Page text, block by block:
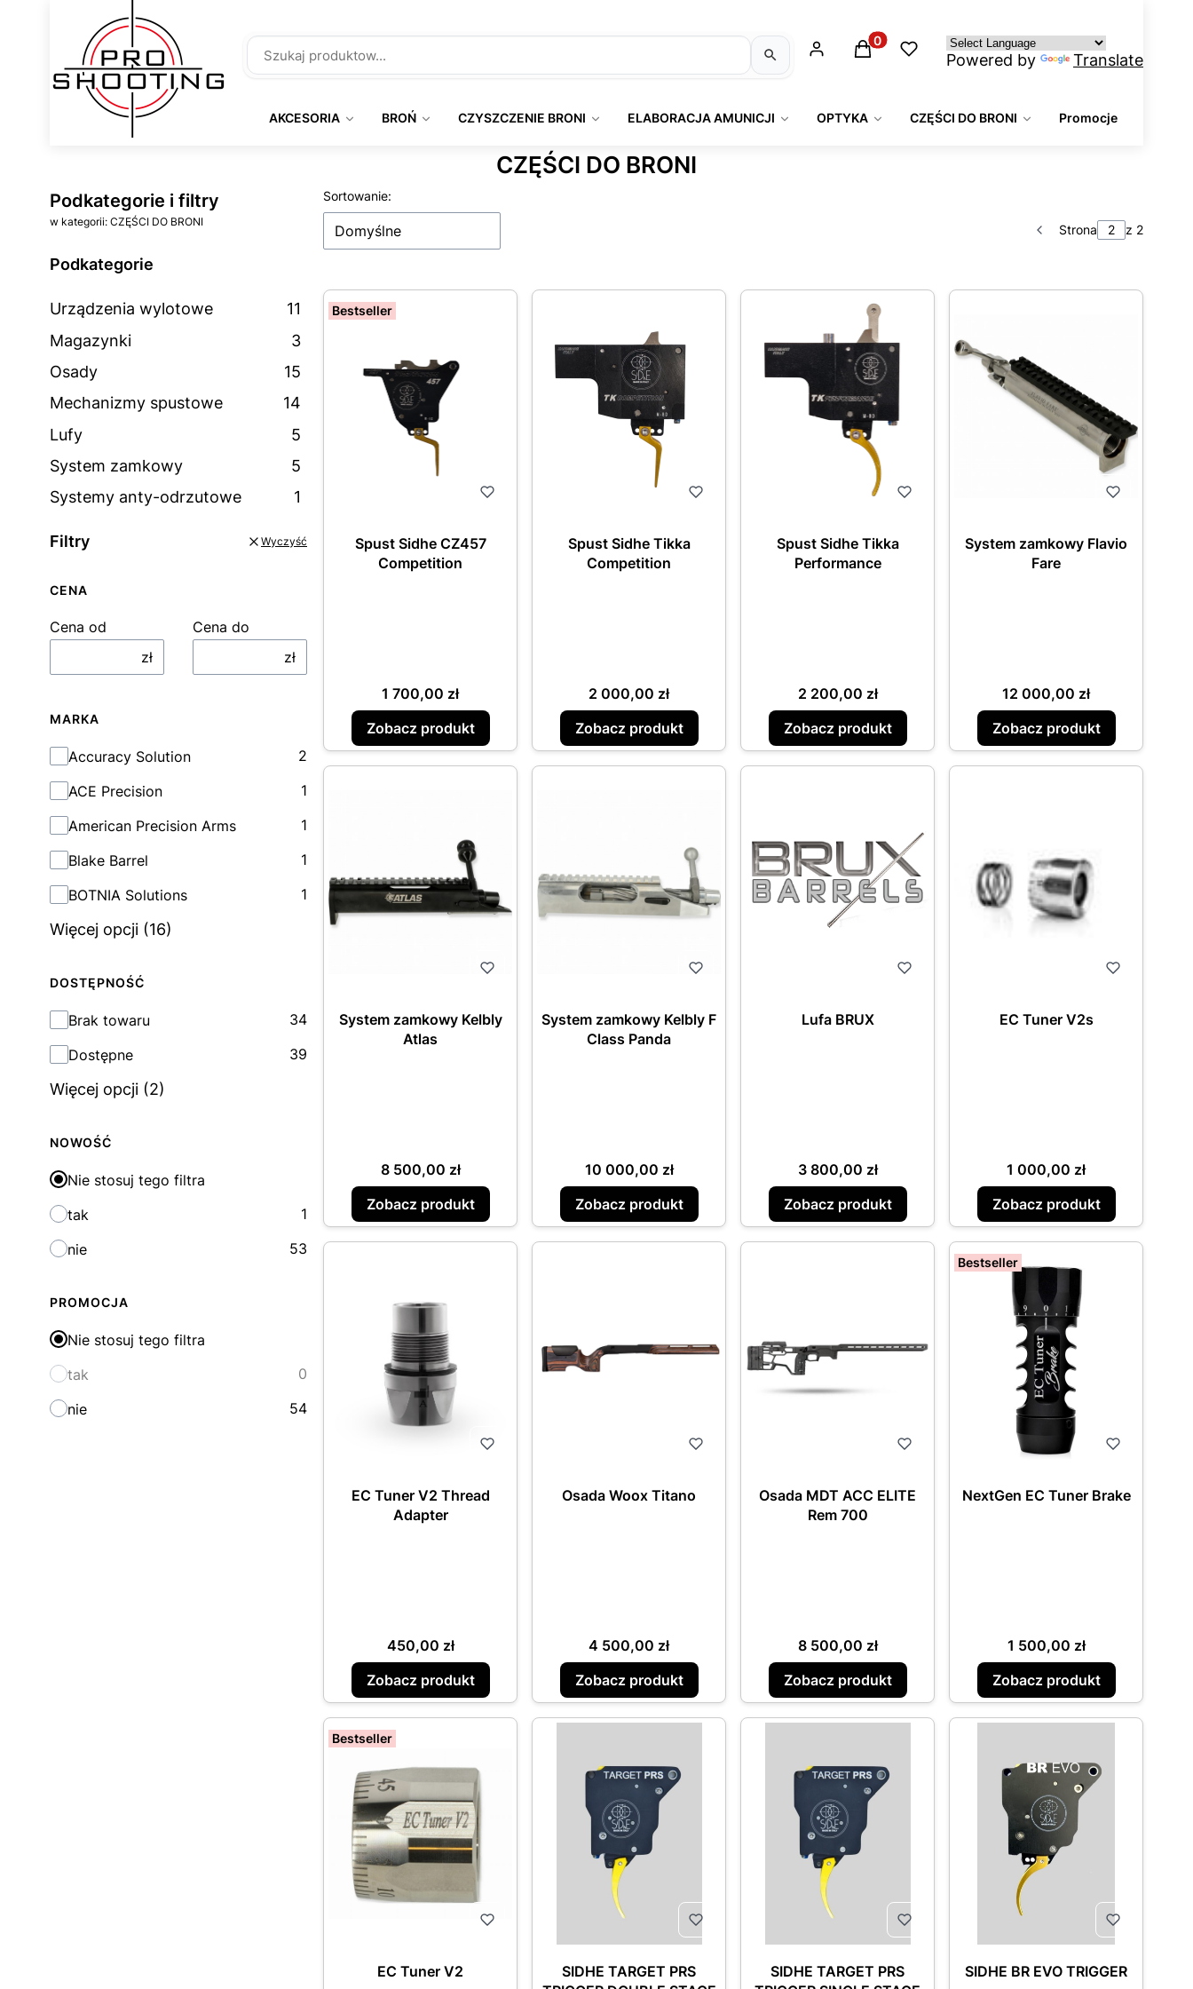
Produkty w koszyku: 0. Zobacz szczegóły
Powered by Translate
AKCESORIA BROŃ CZYSZCZENIE BRONI ELABORACJA AMUNICJI OPTYKA CZĘŚCI DO BRONI Promocje
CZĘŚCI DO BRONI
Podkategorie i filtry
w kategorii: CZĘŚCI DO BRONI
Podkategorie
Urządzenia wylotowe
11
Magazynki
3
Osady
15
Mechanizmy spustowe
14
Lufy
5
System zamkowy
5
Systemy anty-odrzutowe
1
Filtry Wyczyść
CENA
Cena od
zł
Cena do
zł
MARKA
Marka
Accuracy Solution
2
ACE Precision
1
American Precision Arms
1
Blake Barrel
1
BOTNIA Solutions
1
Więcej opcji (16)
DOSTĘPNOŚĆ
Dostępność
Brak towaru
34
Dostępne
39
Więcej opcji (2)
NOWOŚĆ
Nie stosuj tego filtra
tak
1
nie
53
PROMOCJA
Nie stosuj tego filtra
tak
0
nie
54
Lista produktów
Sortowanie:
Domyślne Poprzednie produkty
Strona z 2
Bestseller
Spust Sidhe CZ457
Competition
Cena
1 700,00 zł
Zobacz produkt
Spust Sidhe Tikka
Competition
Cena
2 000,00 zł
Zobacz produkt
Spust Sidhe Tikka
Performance
Cena
2 200,00 zł
Zobacz produkt
System zamkowy Flavio
Fare
Cena
12 000,00 zł
Zobacz produkt
System zamkowy Kelbly
Atlas
Cena
8 500,00 zł
Zobacz produkt
System zamkowy Kelbly F
Class Panda
Cena
10 000,00 zł
Zobacz produkt
Lufa BRUX
Cena
3 800,00 zł
Zobacz produkt
EC Tuner V2s
Cena
1 000,00 zł
Zobacz produkt
EC Tuner V2 Thread
Adapter
Cena
450,00 zł
Zobacz produkt
Osada Woox Titano
Cena
4 500,00 zł
Zobacz produkt
Osada MDT ACC ELITE
Rem 700
Cena
8 500,00 zł
Zobacz produkt
Bestseller
NextGen EC Tuner Brake
Cena
1 500,00 zł
Zobacz produkt
Bestseller
EC Tuner V2
SIDHE TARGET PRS
SIDHE TARGET PRS
SIDHE BR EVO TRIGGER